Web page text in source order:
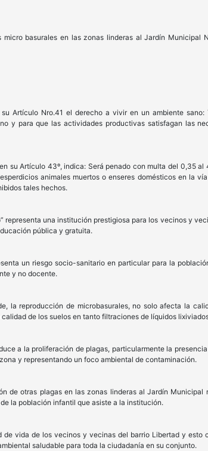
basurales en las zonas linderas al Jardín Municipal
Artículo Nro.41 el derecho a vivir en un ambiente
y para que las actividades productivas satisfagan las
su Artículo 43º, indica: Será penado con multa del 0,35
animales muertos o enseres domésticos en la
tales hechos.
representa una institución prestigiosa para los vecinos y
pública y gratuita.
un riesgo socio-sanitario en particular para la
y no docente.
la reproducción de microbasurales, no solo afecta la
de los suelos en tanto filtraciones de líquidos
a la proliferación de plagas, particularmente la
y representando un foco ambiental de contaminación.
de otras plagas en las zonas linderas al Jardín
la población infantil que asiste a la institución.
vida de los vecinos y vecinas del barrio Libertad y esto
saludable para toda la ciudadanía en su conjunto.